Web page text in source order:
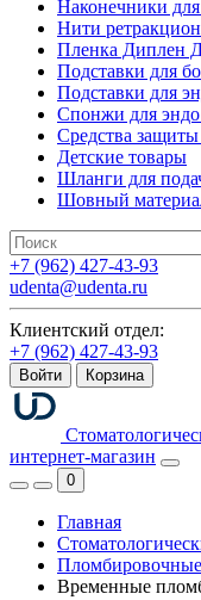
Наконечники
Нити
Пленка Диплен
Подставки для
Подставки для
Спонжи для эндо
Средства
Детские товары
Шланги для
Шовный
+7 (962) 427-43-93
udenta@udenta.ru
Клиентский отдел:
+7 (962) 427-43-93
Войти Корзина
интернет-магазин
0
Главная
Временные